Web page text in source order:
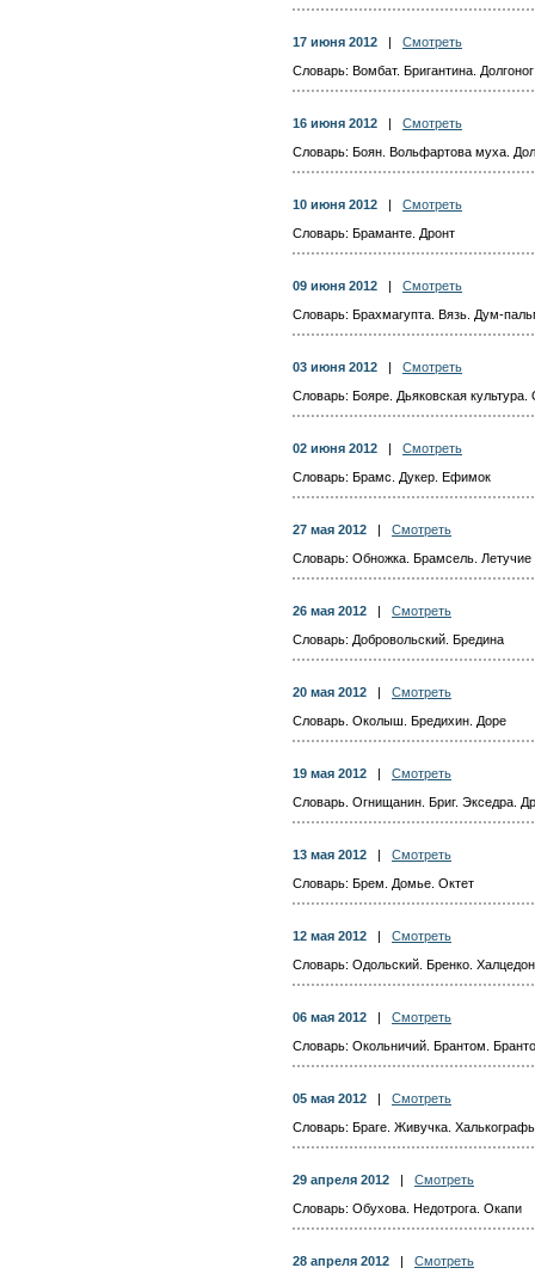
17 июня 2012
Смотреть
Словарь: Вомбат. Бригантина. Долгоног
16 июня 2012
Смотреть
Словарь: Боян. Вольфартова муха.
10 июня 2012
Смотреть
Словарь: Браманте. Дронт
09 июня 2012
Смотреть
Словарь: Брахмагупта. Вязь. Дум-
03 июня 2012
Смотреть
Словарь: Бояре. Дьяковская культура.
02 июня 2012
Смотреть
Словарь: Брамс. Дукер. Ефимок
27 мая 2012
Смотреть
Словарь: Обножка. Брамсель. Летучие
26 мая 2012
Смотреть
Словарь: Добровольский. Бредина
20 мая 2012
Смотреть
Словарь. Околыш. Бредихин. Доре
19 мая 2012
Смотреть
Словарь. Огнищанин. Бриг. Экседра.
13 мая 2012
Смотреть
Словарь: Брем. Домье. Октет
12 мая 2012
Смотреть
Словарь: Одольский. Бренко.
06 мая 2012
Смотреть
Словарь: Окольничий. Брантом.
05 мая 2012
Смотреть
Словарь: Браге. Живучка.
29 апреля 2012
Смотреть
Словарь: Обухова. Недотрога. Окапи
28 апреля 2012
Смотреть